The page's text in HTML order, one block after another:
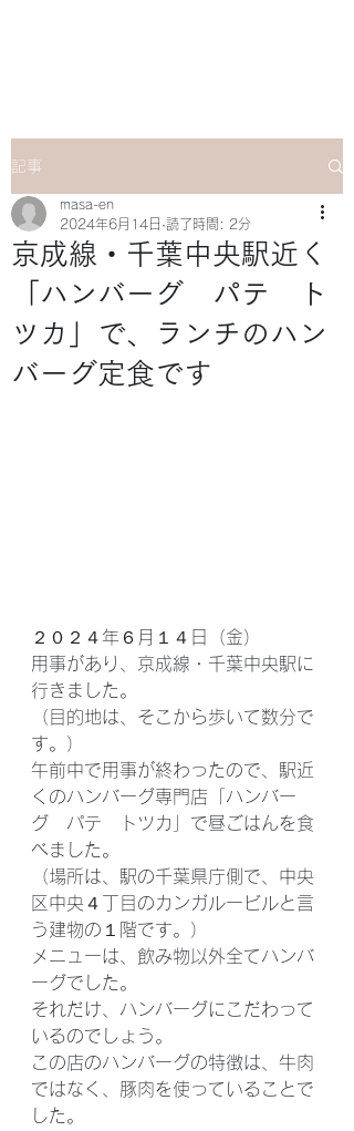
記事
京成線・千葉中央駅近く
「ハンバーグ パテ ト
ツカ」で、ランチのハン
バーグ定食です
masa-en
2024年6月14日 読了時間: 2分
２０２４年６月１４日（金）
用事があり、京成線・千葉中央駅に
行きました。
（目的地は、そこから歩いて数分で
す。）
午前中で用事が終わったので、駅近
くのハンバーグ専門店「ハンバー
グ　パテ　トツカ」で昼ごはんを食
べました。
（場所は、駅の千葉県庁側で、中央
区中央４丁目のカンガルービルと言
う建物の１階です。）
メニューは、飲み物以外全てハンバ
ーグでした。
それだけ、ハンバーグにこだわって
いるのでしょう。
この店のハンバーグの特徴は、牛肉
ではなく、豚肉を使っていることで
した。